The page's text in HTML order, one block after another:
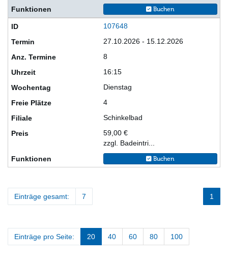
Buchen
107648
27.10.2026 - 15.12.2026
8
16:15
Dienstag
4
Schinkelbad
59,00 €
zzgl. Badeintri...
Buchen
1
Einträge gesamt: 7
Einträge pro Seite: 20 40 60 80 100